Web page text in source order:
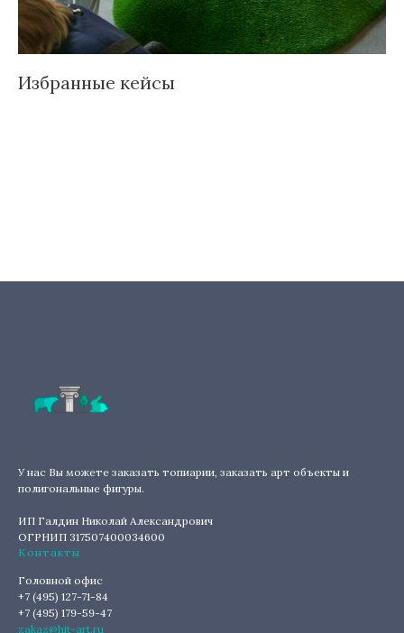
Избранные кейсы
У нас Вы можете заказать топиарии, заказать арт объекты и
полигональные фигуры.
ИП Галдин Николай Александрович
ОГРНИП 317507400034600
Контакты
Головной офис
+7 (495) 127-71-84
+7 (495) 179-59-47
zakaz@hit-art.ru